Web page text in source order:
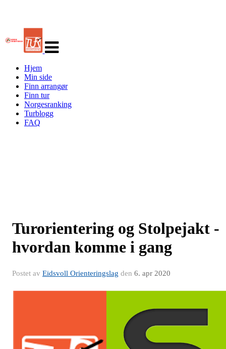
navigasjon
Hjem
Min side
Finn arrangør
Finn tur
Norgesranking
Turblogg
FAQ
Turorientering og Stolpejakt -
hvordan komme i gang
Postet av Eidsvoll Orienteringslag den 6. apr 2020